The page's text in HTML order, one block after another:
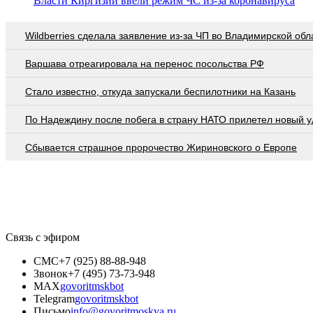
Wildberries cделала заявление из-за ЧП во Владимирской
Варшава отреагировала на перенос посольства РФ
Стало известно, откуда запускали беспилотники на Казань
По Надеждину после побега в страну НАТО прилетел новый
Сбывается страшное пророчество Жириновского о Европе
Связь с эфиром
СМС+7 (925) 88-88-948
Звонок+7 (495) 73-73-948
MAXgovoritmskbot
Telegramgovoritmskbot